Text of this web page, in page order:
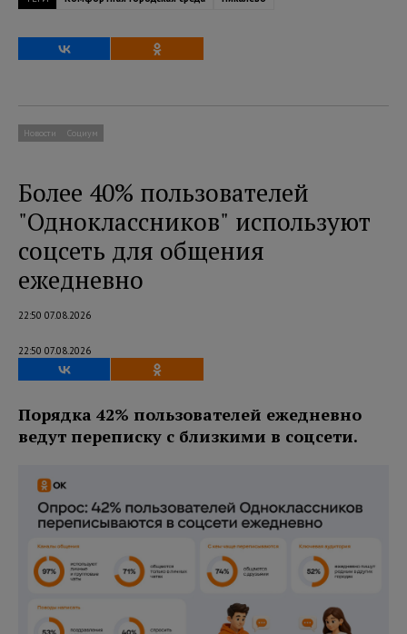
Новости Социум
Более 40% пользователей
"Одноклассников" используют
соцсеть для общения
ежедневно
22:50 07.08.2026
22:50 07.08.2026
Порядка 42% пользователей ежедневно
ведут переписку с близкими в соцсети.